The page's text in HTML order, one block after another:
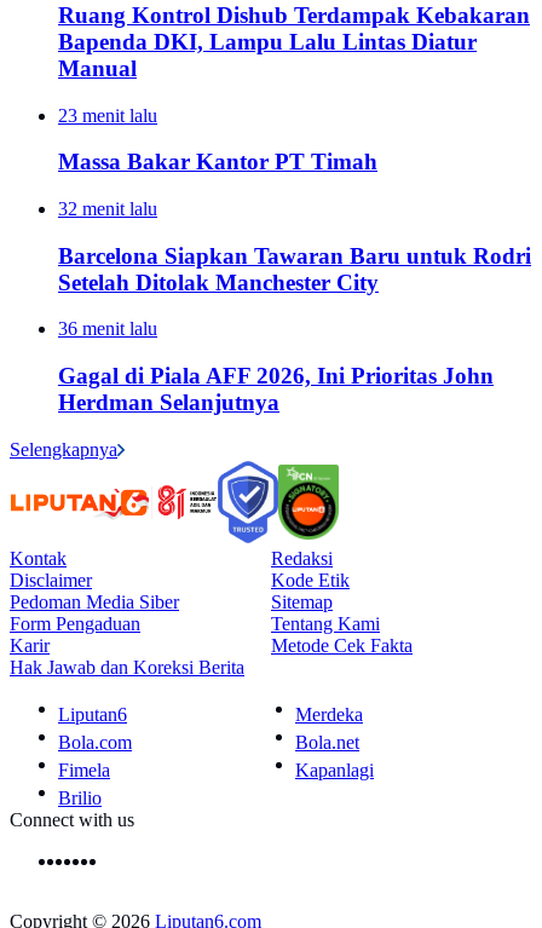
Ruang Kontrol Dishub Terdampak Kebakaran
Bapenda DKI, Lampu Lalu Lintas Diatur
Manual
23 menit lalu
Massa Bakar Kantor PT Timah
32 menit lalu
Barcelona Siapkan Tawaran Baru untuk Rodri
Setelah Ditolak Manchester City
36 menit lalu
Gagal di Piala AFF 2026, Ini Prioritas John
Herdman Selanjutnya
Selengkapnya
Kontak
Redaksi
Disclaimer
Kode Etik
Pedoman Media Siber
Sitemap
Form Pengaduan
Tentang Kami
Karir
Metode Cek Fakta
Hak Jawab dan Koreksi Berita
Liputan6
Merdeka
Bola.com
Bola.net
Fimela
Kapanlagi
Brilio
Connect with us
Copyright © 2026 Liputan6.com